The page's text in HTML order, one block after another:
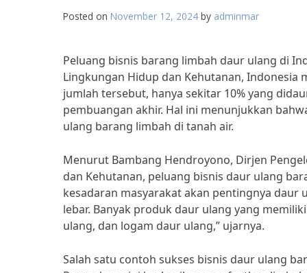
Posted on November 12, 2024 by adminmar
Peluang bisnis barang limbah daur ulang di
Lingkungan Hidup dan Kehutanan, Indonesia
jumlah tersebut, hanya sekitar 10% yang
pembuangan akhir. Hal ini menunjukkan
ulang barang limbah di tanah air.
Menurut Bambang Hendroyono, Dirjen
dan Kehutanan, peluang bisnis daur ulang
kesadaran masyarakat akan pentingnya
lebar. Banyak produk daur ulang yang
ulang, dan logam daur ulang,” ujarnya.
Salah satu contoh sukses bisnis daur ulang